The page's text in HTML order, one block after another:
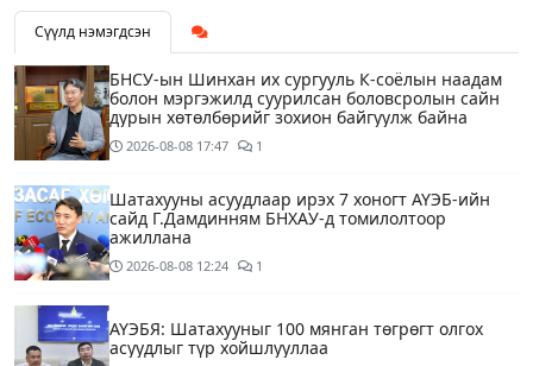
Сүүлд нэмэгдсэн
БНСУ-ын Шинхан их сургууль К-соёлын наадам
болон мэргэжилд суурилсан боловсролын сайн
дурын хөтөлбөрийг зохион байгуулж байна
2026-08-08 17:47 1
Шатахууны асуудлаар ирэх 7 хоногт АҮЭБ-ийн
сайд Г.Дамдинням БНХАУ-д томилолтоор
ажиллана
2026-08-08 12:24 1
АҮЭБЯ: Шатахууныг 100 мянган төгрөгт олгох
асуудлыг түр хойшлууллаа